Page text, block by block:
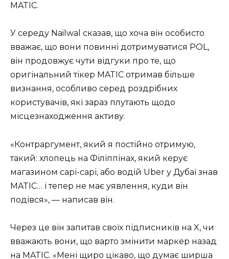
MATIC.
У середу Nailwal сказав, що хоча він особисто
вважає, що вони повинні дотримуватися POL,
він продовжує чути відгуки про те, що
оригінальний тікер MATIC отримав більше
визнання, особливо серед роздрібних
користувачів, які зараз плутають щодо
місцезнаходження активу.
«Контраргумент, який я постійно отримую,
такий: хлопець на Філіппінах, який керує
магазином сарі-сарі, або водій Uber у Дубаї знав
MATIC… і тепер не має уявлення, куди він
подівся», — написав він.
Через це він запитав своїх підписників на X, чи
вважають вони, що варто змінити маркер назад
на MATIC. «Мені щиро цікаво, що думає ширша